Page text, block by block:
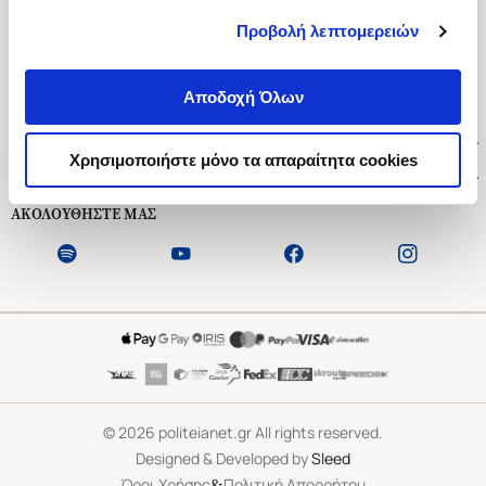
Προβολή λεπτομερειών
Αποδοχή Όλων
Χρησιμοποιήστε μόνο τα απαραίτητα cookies
Ασκληπιού 1-3, Αθήνα 106 79
Δευτέρα - Παρασκευή 09:00-21:00
Εξυπηρέτηση Πελατών
ΑΚΟΛΟΥΘΗΣΤΕ ΜΑΣ
©2026 politeianet.gr All rights reserved.
Designed & Developed bySleed